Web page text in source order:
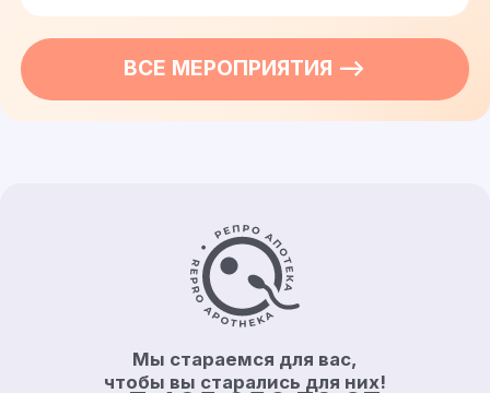
ВСЕ МЕРОПРИЯТИЯ —>
Контакты и информация
Мы стараемся для вас,
чтобы вы старались для них!